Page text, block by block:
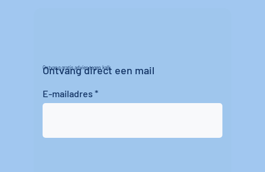
Ontvang gratis advies tegen kalk
Ontvang direct een mail
E-mailadres